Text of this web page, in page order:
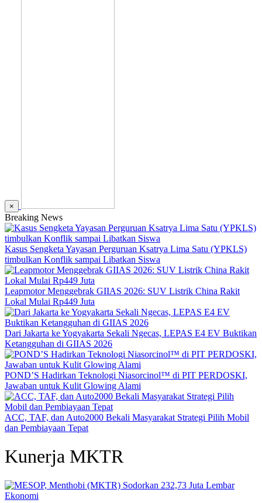
×
Breaking News
Kasus Sengketa Yayasan Perguruan Ksatrya Lima Satu (YPKLS)
timbulkan Konflik sampai Libatkan Siswa
Leapmotor Menggebrak GIIAS 2026: SUV Listrik China Rakit
Lokal Mulai Rp449 Juta
Dari Jakarta ke Yogyakarta Sekali Ngecas, LEPAS E4 EV Buktikan
Ketangguhan di GIIAS 2026
POND’S Hadirkan Teknologi Niasorcinol™ di PIT PERDOSKI,
Jawaban untuk Kulit Glowing Alami
ACC, TAF, dan Auto2000 Bekali Masyarakat Strategi Pilih Mobil
dan Pembiayaan Tepat
Kunerja MKTR
Ekonomi